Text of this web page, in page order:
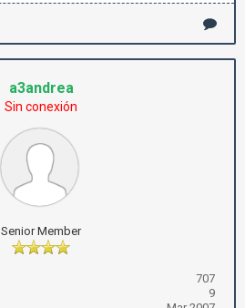
a3andrea
Sin conexión
Senior Member
707
9